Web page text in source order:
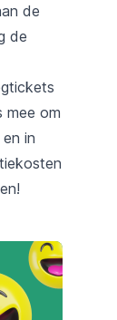
de
de
mee om
in